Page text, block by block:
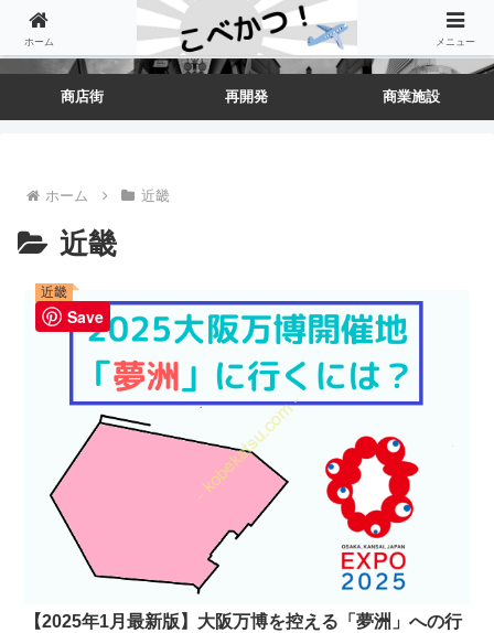
商店街 再開発 商業施設
ホーム 近畿
近畿
近畿
【2025年1月最新版】大阪万博を控える「夢洲」への行
ホーム メニュー
Save